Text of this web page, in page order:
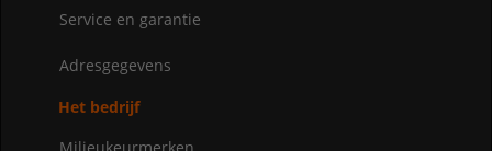
Service en garantie
Adresgegevens
Het bedrijf